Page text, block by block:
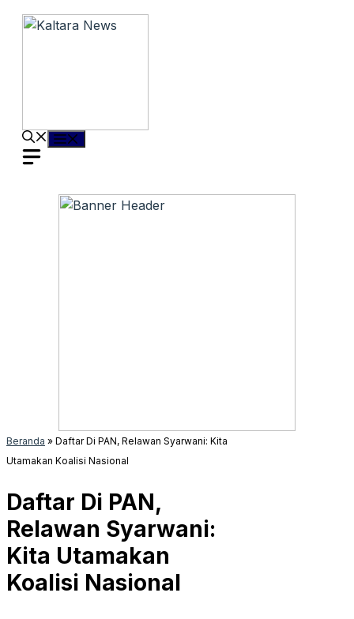
Langsung
Menu
Beranda » Daftar Di PAN, Relawan Syarwani: Kita
Utamakan Koalisi Nasional
Daftar Di PAN,
Relawan Syarwani:
Kita Utamakan
Koalisi Nasional